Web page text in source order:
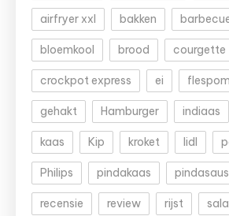
airfryer xxl bakken
bloemkool brood courgette
crockpot express ei
gehakt Hamburger indiaas
kaas Kip kroket lidl
Philips pindakaas pindasaus
recensie review rijst